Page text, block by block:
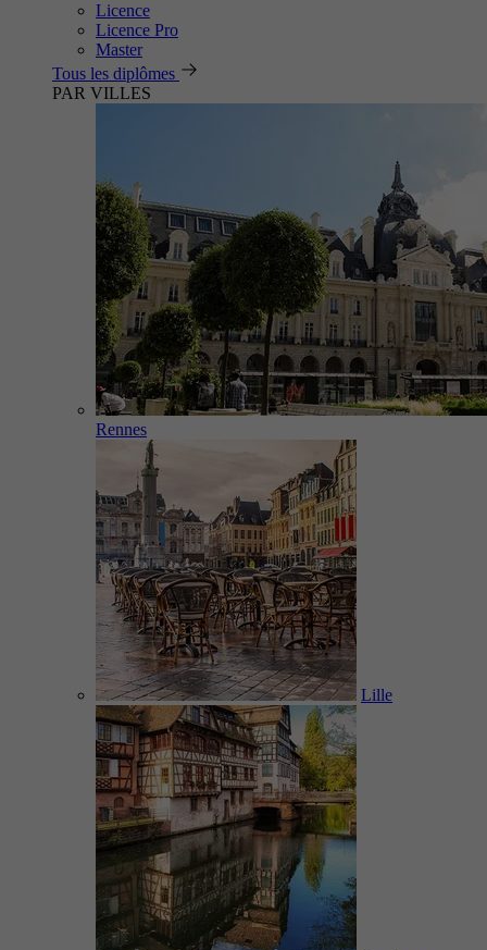
Licence
Licence Pro
Master
Tous les diplômes
PAR VILLES
Rennes
Lille